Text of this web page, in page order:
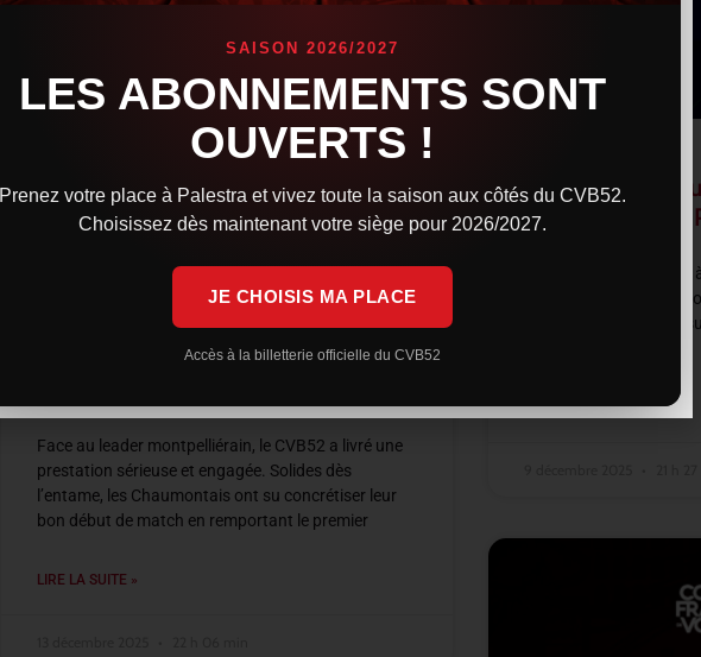
Une résistance courageuse, mais
Montpellier trop solide, reste
Face au leader montpelliérain, le CVB52 a livré une
prestation sérieuse et engagée. Solides dès
l’entame, les Chaumontais ont su concrétiser leur
bon début de match en remportant le premier
LIRE LA SUITE »
Syros–CVB52 :
tout se jouera à
Le CVB52 s’incline
intense et rempli de
premier set laissé filer
LIRE LA SUITE »
SAISON 2026/2027
LES ABONNEMENTS SONT
OUVERTS !
Prenez votre place à Palestra et vivez toute la saison aux côtés du CVB52.
Choisissez dès maintenant votre siège pour 2026/2027.
JE CHOISIS MA PLACE
Accès à la billetterie officielle du CVB52